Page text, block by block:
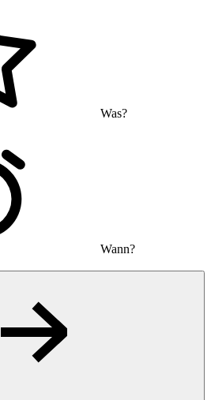
Was?
Wann?